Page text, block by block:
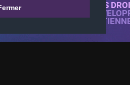
2026 KTARENA. TOUS
WEB ENTIÈREMENT
LES IMAGES